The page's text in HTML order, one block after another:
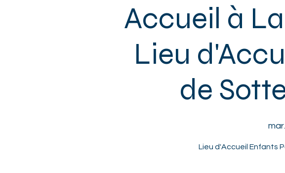
Accueil à
Lieu
de
Lieu d'Accueil Enfants